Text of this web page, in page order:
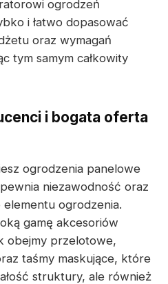
ogrodzeń
i łatwo dopasować
oraz wymagań
tym samym całkowity
i bogata oferta
ogrodzenia panelowe
niezawodność oraz
ogrodzenia.
gamę akcesoriów
obejmy przelotowe,
taśmy maskujące, które
struktury, ale również